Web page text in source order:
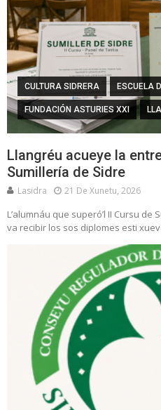
CULTURA SIDRERA ESCUELA
FUNDACIÓN ASTURIES XXI
Llangréu acueye la
Sumillería de Sidre
Lasidra 21 De Xunetu, 2026
L’alumnáu que superó’l II Cursu de
va recibir los sos diplomes esti